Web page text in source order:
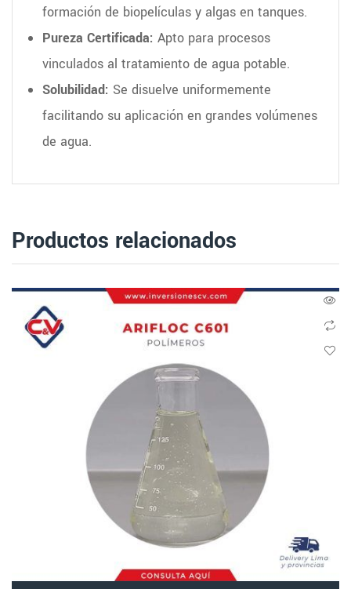
formación de biopelículas y algas en tanques.
Pureza Certificada: Apto para procesos
vinculados al tratamiento de agua potable.
Solubilidad: Se disuelve uniformemente
facilitando su aplicación en grandes volúmenes
de agua.
Productos relacionados